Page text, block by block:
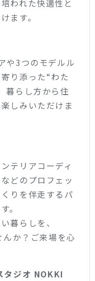
われた快適性と
ます。
や3つのモデルル
り添った“わた
暮らし方から住
しみいただけま
テリアコーディ
どのプロフェッ
りを伴走するパ
。
暮らしを、
か？ご来場を心
タジオ NOKKI